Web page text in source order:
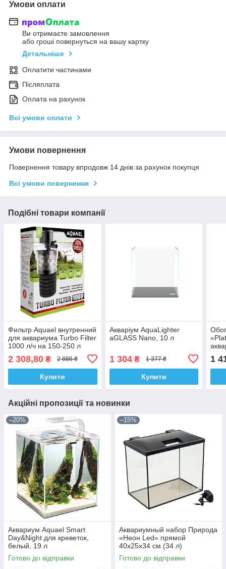
Умови оплати
Ви отримаєте замовлення
або гроші повернуться на вашу картку
Детальніше
Оплатити частинами
Післяплата
Оплата на рахунок
Всі умови оплати
Умови повернення
Повернення товару впродовж 14 днів за рахунок покупця
Всі умови повернення
Подібні товари компанії
Фильтр Aquael внутренний
для аквариума Turbo Filter
1000 л/ч на 150-250 л
2 308,80 ₴ 2 886 ₴
Купити
Акваріум AquaLighter
aGLASS Nano, 10 л
1 304₴ 1 377 ₴
Купити
1
Акційні пропозиції та новинки
–20%
Аквариум Aquael Smart
Day&Night для креветок,
белый, 19 л
Готово до відправки
–15%
Аквариумный набор Природа
«Неон Led» прямой
40х25х34 см (34 л)
Готово до відправки